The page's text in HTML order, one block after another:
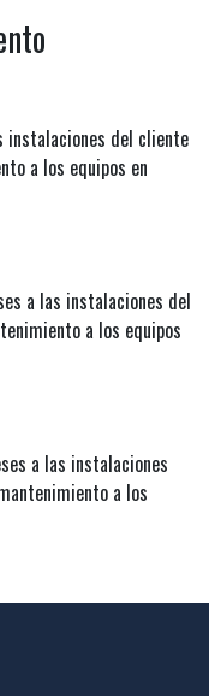
instalaciones del cliente
a los equipos en
a las instalaciones del
a los equipos
a las instalaciones
a los